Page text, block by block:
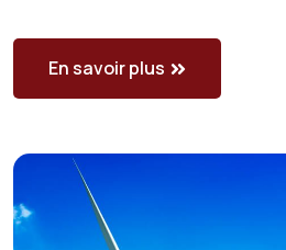
En savoir plus